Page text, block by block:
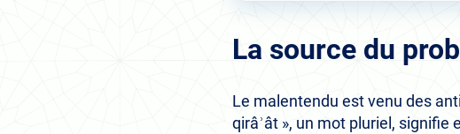
La source du
Le malentendu est venu des
qirâʾât », un mot pluriel,